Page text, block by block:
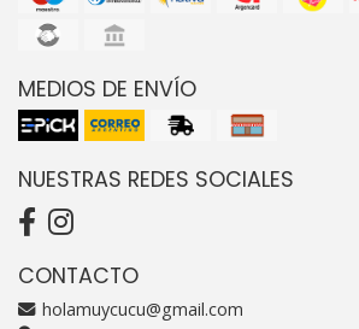
MEDIOS DE ENVÍO
NUESTRAS REDES SOCIALES
CONTACTO
holamuycucu@gmail.com